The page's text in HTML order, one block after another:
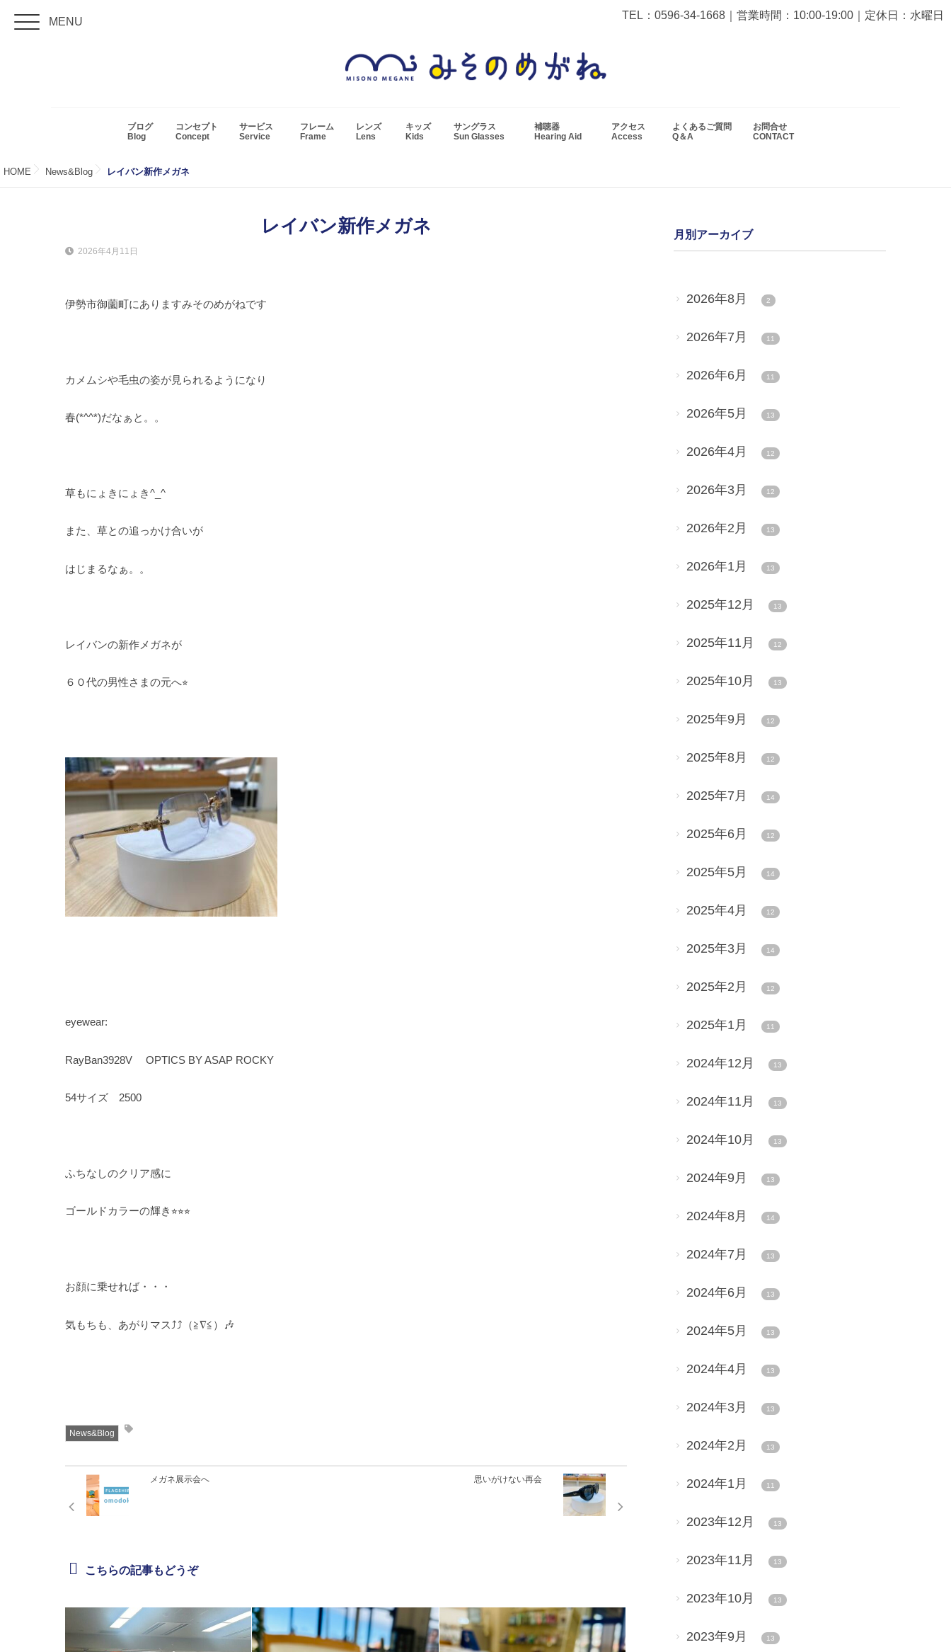
MENU
TEL：0596-34-1668 ｜営業時間：10:00-19:00｜定休日：水曜日
ブログ
Blog
コンセプト
Concept
サービス
Service
フレーム
Frame
レンズ
Lens
キッズ
Kids
サングラス
Sun Glasses
補聴器
Hearing Aid
アクセス
Access
よくあるご質問
Q＆A
お問合せ
CONTACT
HOME News&Blog レイバン新作メガネ
レイバン新作メガネ
2026年4月11日
伊勢市御薗町にありますみそのめがねです
カメムシや毛虫の姿が見られるようになり
春(*^^*)だなぁと。。
草もにょきにょき^_^
また、草との追っかけ合いが
はじまるなぁ。。
レイバンの新作メガネが
６０代の男性さまの元へ⭐︎
eyewear:
RayBan3928V OPTICS BY ASAP ROCKY
54サイズ 2500
ふちなしのクリア感に
ゴールドカラーの輝き⭐︎⭐︎⭐︎
お顔に乗せれば・・・
気もちも、あがりマス⤴︎⤴︎（≧∇≦）🎶
News&Blog
メガネ展示会へ 思いがけない再会
こちらの記事もどうぞ
月別アーカイブ
2026年8月 2
2026年7月 11
2026年6月 11
2026年5月 13
2026年4月 12
2026年3月 12
2026年2月 13
2026年1月 13
2025年12月 13
2025年11月 12
2025年10月 13
2025年9月 12
2025年8月 12
2025年7月 14
2025年6月 12
2025年5月 14
2025年4月 12
2025年3月 14
2025年2月 12
2025年1月 11
2024年12月 13
2024年11月 13
2024年10月 13
2024年9月 13
2024年8月 14
2024年7月 13
2024年6月 13
2024年5月 13
2024年4月 13
2024年3月 13
2024年2月 13
2024年1月 11
2023年12月 13
2023年11月 13
2023年10月 13
2023年9月 13